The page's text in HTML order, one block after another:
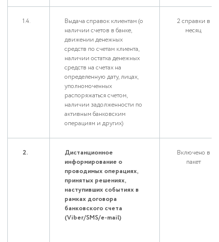
1.4.
Выдача справок клиентам (о
наличии счетов в банке,
движении денежных
средств по счетам клиента,
наличии остатка денежных
средств на счетах на
определенную дату, лицах,
уполномоченных
распоряжаться счетом,
наличии задолженности по
активным банковским
операциям и других)
2 справки в
месяц
2.
Дистанционное
информирование о
проводимых операциях,
принятых решениях,
наступивших событиях в
рамках договора
банковского счета
(Viber/SMS/e-mail)
Включено в
пакет